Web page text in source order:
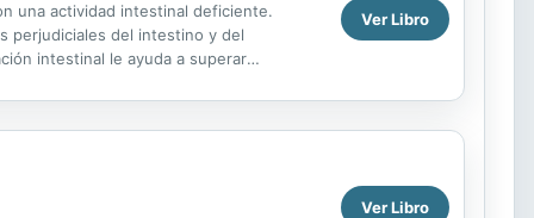
una actividad intestinal deficiente.
perjudiciales del intestino y del
intestinal le ayuda a superar
Ver Libro
Ver Libro